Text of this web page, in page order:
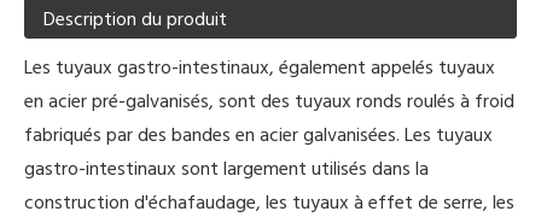
Description du produit
Les tuyaux gastro-intestinaux, également appelés tuyaux
en acier pré-galvanisés, sont des tuyaux ronds roulés à froid
fabriqués par des bandes en acier galvanisées. Les tuyaux
gastro-intestinaux sont largement utilisés dans la
construction d'échafaudage, les tuyaux à effet de serre, les